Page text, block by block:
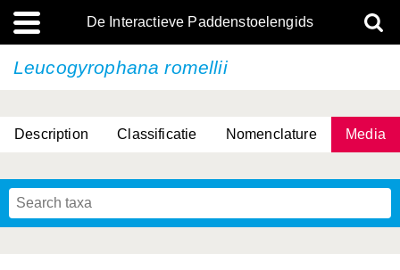
De Interactieve Paddenstoelengids
Leucogyrophana romellii
Description Classificatie Nomenclature Media